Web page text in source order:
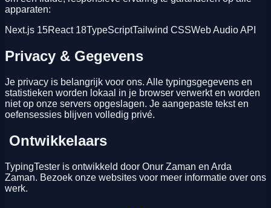
apparaten:
Next.js 15React 18TypeScriptTailwind CSSWeb Audio API
Privacy & Gegevens
Je privacy is belangrijk voor ons. Alle typingsgegevens en
statistieken worden lokaal in je browser verwerkt en worden
niet op onze servers opgeslagen. Je aangepaste tekst en
oefensessies blijven volledig privé.
‍ Ontwikkelaars
TypingTester is ontwikkeld door Onur Zaman en Arda
Zaman. Bezoek onze websites voor meer informatie over ons
werk.